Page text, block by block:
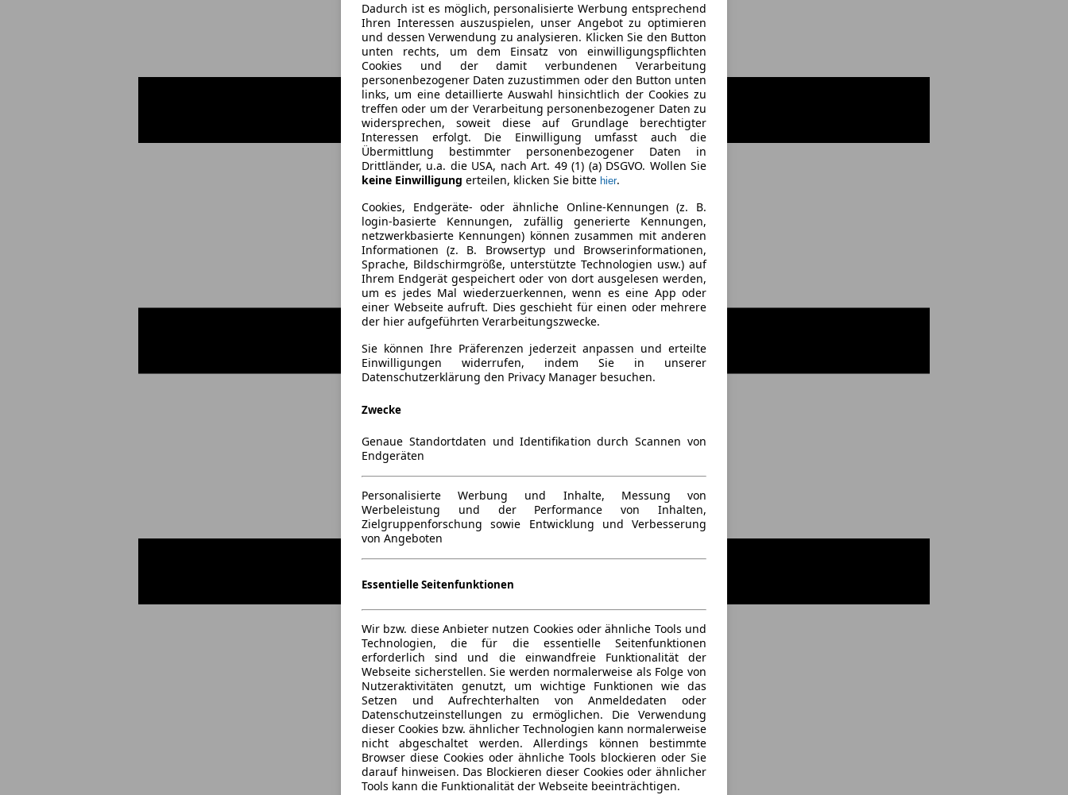
Dadurch ist es möglich, personalisierte Werbung entsprechend
Ihren Interessen auszuspielen, unser Angebot zu optimieren
und dessen Verwendung zu analysieren. Klicken Sie den Button
unten rechts, um dem Einsatz von einwilligungspflichten
Cookies und der damit verbundenen Verarbeitung
personenbezogener Daten zuzustimmen oder den Button unten
links, um eine detaillierte Auswahl hinsichtlich der Cookies zu
treffen oder um der Verarbeitung personenbezogener Daten zu
widersprechen, soweit diese auf Grundlage berechtigter
Interessen erfolgt. Die Einwilligung umfasst auch die
Übermittlung bestimmter personenbezogener Daten in
Drittländer, u.a. die USA, nach Art. 49 (1) (a) DSGVO. Wollen Sie
keine Einwilligung erteilen, klicken Sie bitte hier.
Cookies, Endgeräte- oder ähnliche Online-Kennungen (z. B.
login-basierte Kennungen, zufällig generierte Kennungen,
netzwerkbasierte Kennungen) können zusammen mit anderen
Informationen (z. B. Browsertyp und Browserinformationen,
Sprache, Bildschirmgröße, unterstützte Technologien usw.) auf
Ihrem Endgerät gespeichert oder von dort ausgelesen werden,
um es jedes Mal wiederzuerkennen, wenn es eine App oder
einer Webseite aufruft. Dies geschieht für einen oder mehrere
der hier aufgeführten Verarbeitungszwecke.
Sie können Ihre Präferenzen jederzeit anpassen und erteilte
Einwilligungen widerrufen, indem Sie in unserer
Datenschutzerklärung den Privacy Manager besuchen.
Zwecke
Genaue Standortdaten und Identifikation durch Scannen von
Endgeräten
Personalisierte Werbung und Inhalte, Messung von
Werbeleistung und der Performance von Inhalten,
Zielgruppenforschung sowie Entwicklung und Verbesserung
von Angeboten
Essentielle Seitenfunktionen
Wir bzw. diese Anbieter nutzen Cookies oder ähnliche Tools und
Technologien, die für die essentielle Seitenfunktionen
erforderlich sind und die einwandfreie Funktionalität der
Webseite sicherstellen. Sie werden normalerweise als Folge von
Nutzeraktivitäten genutzt, um wichtige Funktionen wie das
Setzen und Aufrechterhalten von Anmeldedaten oder
Datenschutzeinstellungen zu ermöglichen. Die Verwendung
dieser Cookies bzw. ähnlicher Technologien kann normalerweise
nicht abgeschaltet werden. Allerdings können bestimmte
Browser diese Cookies oder ähnliche Tools blockieren oder Sie
darauf hinweisen. Das Blockieren dieser Cookies oder ähnlicher
Tools kann die Funktionalität der Webseite beeinträchtigen.